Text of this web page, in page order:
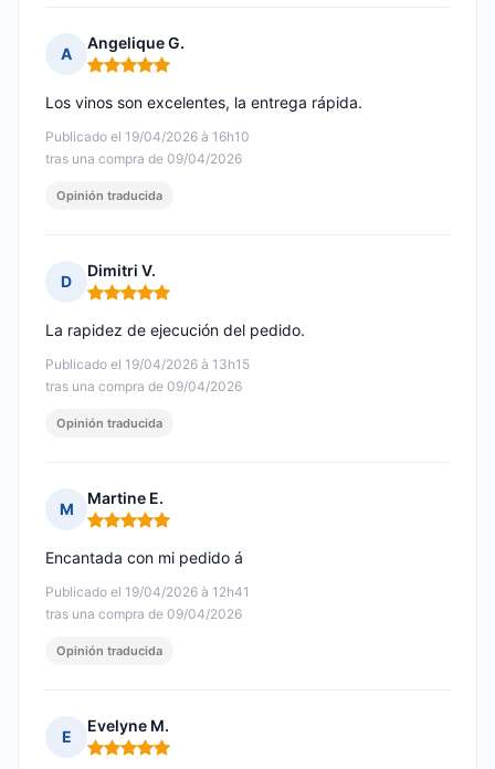
A
Angelique G.
Nota: 5 de 5
Publicado el 19/04/2026 à 16h10
tras una compra de 09/04/2026
Los vinos son excelentes, la entrega rápida.
Opinión traducida
D
Dimitri V.
Nota: 5 de 5
Publicado el 19/04/2026 à 13h15
tras una compra de 09/04/2026
La rapidez de ejecución del pedido.
Opinión traducida
M
Martine E.
Nota: 5 de 5
Publicado el 19/04/2026 à 12h41
tras una compra de 09/04/2026
Encantada con mi pedido á
Opinión traducida
E
Evelyne M.
Nota: 5 de 5